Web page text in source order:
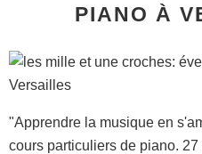
PIANO À
"Apprendre la musique en
cours particuliers de piano.